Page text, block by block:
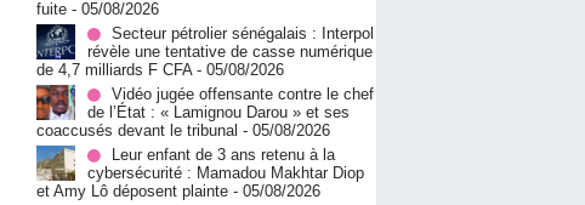
fuite - 05/08/2026
Secteur pétrolier sénégalais : Interpol
révèle une tentative de casse numérique
de 4,7 milliards F CFA - 05/08/2026
Vidéo jugée offensante contre le chef
de l’État : « Lamignou Darou » et ses
coaccusés devant le tribunal - 05/08/2026
Leur enfant de 3 ans retenu à la
cybersécurité : Mamadou Makhtar Diop
et Amy Lô déposent plainte - 05/08/2026